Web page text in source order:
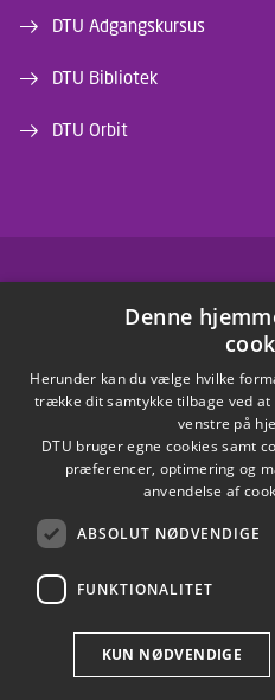
DTU Adgangskursus
DTU Bibliotek
DTU Orbit
X
Denne
Herunder kan du vælge hvilke
trække dit samtykke tilbage ved
venstre på
DTU bruger egne cookies samt
præferencer, optimering og
anvendelse af
ABSOLUT NØDVENDIGE
FUNKTIONALITET
KUN NØDVENDIGE